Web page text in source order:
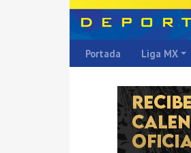
Portada Liga MX